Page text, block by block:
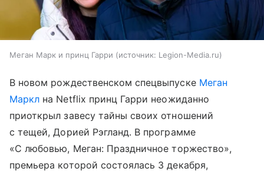
Меган Марк и принц Гарри источник: Legion-Media.ru
В новом рождественском спецвыпуске Меган
Маркл на Netflix принц Гарри неожиданно
приоткрыл завесу тайны своих отношений
с тещей, Дорией Рэгланд. В программе
«С любовью, Меган: Праздничное торжество»,
премьера которой состоялась 3 декабря,